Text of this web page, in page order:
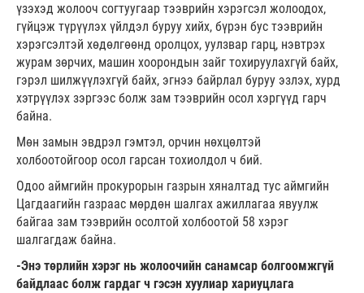
үзэхэд жолооч согтуугаар тээврийн хэрэгсэл жолоодох,
гүйцэж түрүүлэх үйлдэл буруу хийх, бүрэн бус тээврийн
хэрэгсэлтэй хөдөлгөөнд оролцох, уулзвар гарц, нэвтрэх
журам зөрчих, машин хоорондын зайг тохируулахгүй байх,
гэрэл шилжүүлэхгүй байх, эгнээ байрлал буруу эзлэх, хурд
хэтрүүлэх зэргээс болж зам тээврийн осол хэргүүд гарч
байна.
Мөн замын эвдрэл гэмтэл, орчин нөхцөлтэй
холбоотойгоор осол гарсан тохиолдол ч бий.
Одоо аймгийн прокурорын газрын хяналтад тус аймгийн
Цагдаагийн газраас мөрдөн шалгах ажиллагаа явуулж
байгаа зам тээврийн осолтой холбоотой 58 хэрэг
шалгагдаж байна.
-Энэ төрлийн хэрэг нь жолоочийн санамсар болгоомжгүй
байдлаас болж гардаг ч гэсэн хуулиар хариуцлага